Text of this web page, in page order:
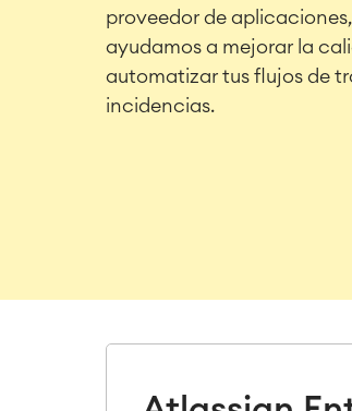
proveedor de
ayudamos a mejorar la
automatizar tus flujos de
incidencias.